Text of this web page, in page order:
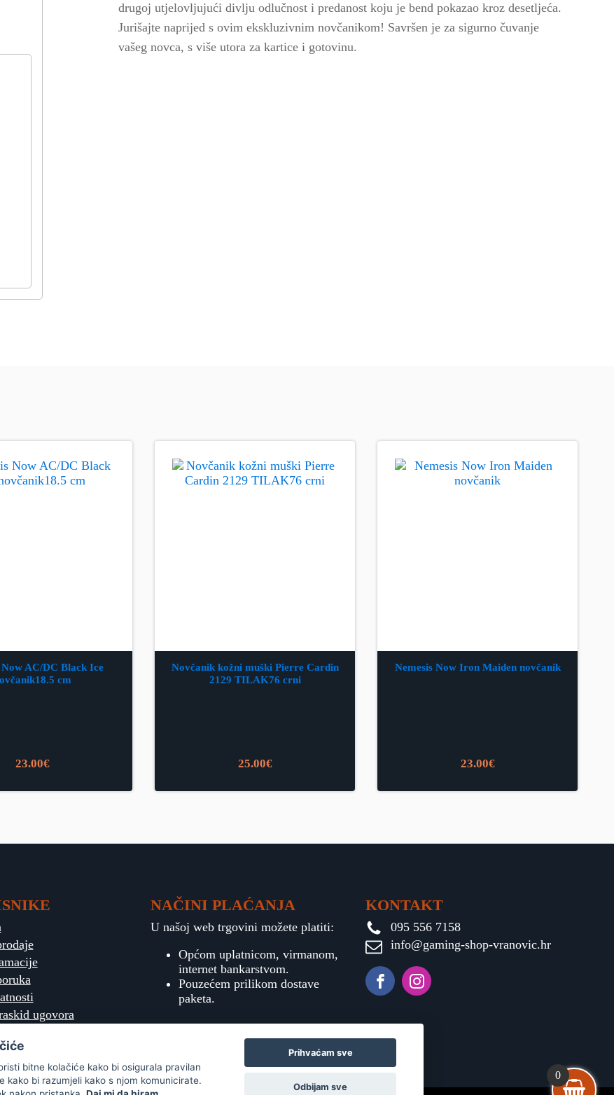
drugoj utjelovljujući divlju odlučnost i predanost koju je bend pokazao kroz desetljeća.
Jurišajte naprijed s ovim ekskluzivnim novčanikom! Savršen je za sigurno čuvanje
vašeg novca, s više utora za kartice i gotovinu.
Now AC/DC Black Ice
cm
23.00€
Novčanik kožni muški Pierre Cardin
2129 TILAK76 crni
25.00€
Nemesis Now Iron Maiden novčanik
23.00€
ugovora
NAČINI PLAĆANJA
U našoj web trgovini možete platiti:
Općom uplatnicom, virmanom,
internet bankarstvom.
Pouzećem prilikom dostave
paketa.
KONTAKT
095 556 7158
info@gaming-shop-vranovic.hr
0
bitne kolačiće kako bi osigurala pravilan
kako bi razumjeli kako s njom komunicirate.
Prihvaćam sve
Odbijam sve